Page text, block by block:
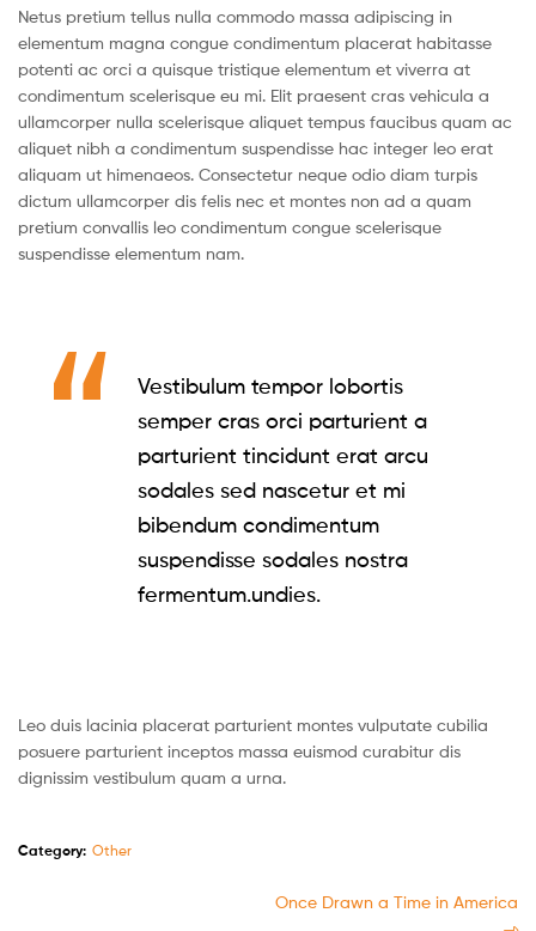
Netus pretium tellus nulla commodo massa adipiscing in
elementum magna congue condimentum placerat habitasse
potenti ac orci a quisque tristique elementum et viverra at
condimentum scelerisque eu mi. Elit praesent cras vehicula a
ullamcorper nulla scelerisque aliquet tempus faucibus quam ac
aliquet nibh a condimentum suspendisse hac integer leo erat
aliquam ut himenaeos. Consectetur neque odio diam turpis
dictum ullamcorper dis felis nec et montes non ad a quam
pretium convallis leo condimentum congue scelerisque
suspendisse elementum nam.
Vestibulum tempor lobortis
semper cras orci parturient a
parturient tincidunt erat arcu
sodales sed nascetur et mi
bibendum condimentum
suspendisse sodales nostra
fermentum.undies.
Leo duis lacinia placerat parturient montes vulputate cubilia
posuere parturient inceptos massa euismod curabitur dis
dignissim vestibulum quam a urna.
Category: Other
Once Drawn a Time in America